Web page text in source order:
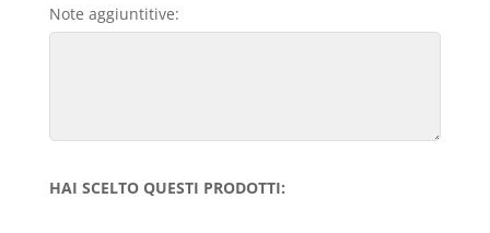
Note aggiuntitive:
HAI SCELTO QUESTI PRODOTTI: